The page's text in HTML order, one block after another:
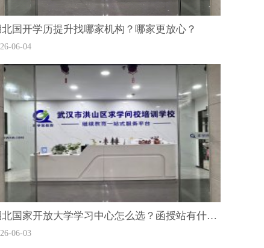
国开学历提升找哪家机构？哪家更放心？
06-04
湖北国家开放大学学习中心怎么选？函授站有什么推荐的？
06-03